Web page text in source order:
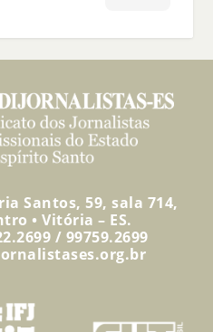
Santos, 59, sala 714,
• Vitória – ES.
/ 99759.2699